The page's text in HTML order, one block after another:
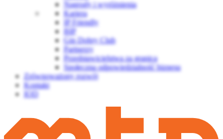
Nagrody i wyróżnienia
Kariera
IP Friendly
BIP
Gin Dobry Club
Partnerzy
Przedstawicielstwa za granicą
Społeczna odpowiedzialność biznesu
Zrównoważony rozwój
Kontakt
IOD